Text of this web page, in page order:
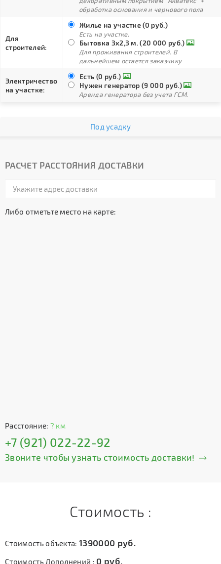
обработка основания и чернового пола
Для
строителей:
Жилье на участке (0 руб.)
Есть на участке.
Бытовка 3х2,3 м. (20 000 руб.)
Для проживания строителей. В
дальнейшем остается заказчику
Электричество
на участке:
Есть (0 руб.)
Нужен генератор (9 000 руб.)
Аренда генератора без учета ГСМ.
Под усадку
РАСЧЕТ РАССТОЯНИЯ ДОСТАВКИ
Либо отметьте место на карте:
Расстояние: ? км
+7 (921) 022-22-92
Звоните чтобы узнать стоимость доставки!
Стоимость :
Стоимость объекта:1390000 руб.
Стоимость Дополнений : 0 руб.